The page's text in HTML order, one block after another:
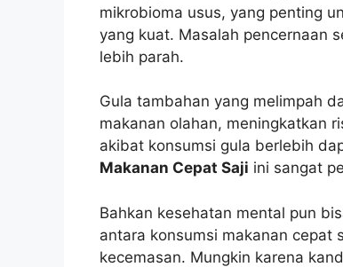
mikrobioma usus, yang penting
yang kuat. Masalah pencernaan
lebih parah.
Gula tambahan yang melimpah
makanan olahan, meningkatkan
akibat konsumsi gula berlebih
Makanan Cepat Saji ini sangat
Bahkan kesehatan mental pun
antara konsumsi makanan cepat
kecemasan. Mungkin karena